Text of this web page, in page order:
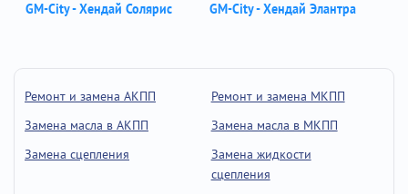
GM-City - Хендай Солярис
GM-City - Хендай Элантра
Ремонт и замена АКПП
Ремонт и замена МКПП
Замена масла в АКПП
Замена масла в МКПП
Замена сцепления
Замена жидкости
сцепления